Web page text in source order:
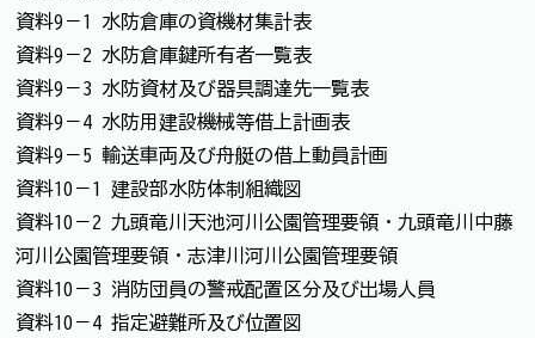
資料9－1 水防倉庫の資機材集計表
資料9－2 水防倉庫鍵所有者一覧表
資料9－3 水防資材及び器具調達先一覧表
資料9－4 水防用建設機械等借上計画表
資料9－5 輸送車両及び舟艇の借上動員計画
資料10－1 建設部水防体制組織図
資料10－2 九頭竜川天池河川公園管理要領・九頭竜川中藤
河川公園管理要領・志津川河川公園管理要領
資料10－3 消防団員の警戒配置区分及び出場人員
資料10－4 指定避難所及び位置図